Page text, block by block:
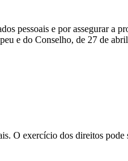
pessoais e por assegurar a
e do Conselho, de 27 de
O exercício dos direitos